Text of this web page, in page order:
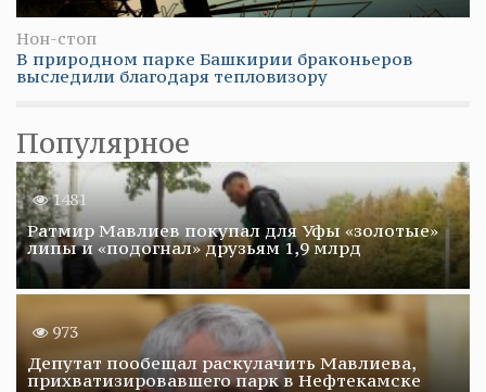
Нон-стоп
В природном парке Башкирии браконьеров
выследили благодаря тепловизору
Популярное
1481
Ратмир Мавлиев покупал для Уфы «золотые»
липы и «подогнал» друзьям 1,9 млрд
973
Депутат пообещал раскулачить Мавлиева,
прихватизировавшего парк в Нефтекамске